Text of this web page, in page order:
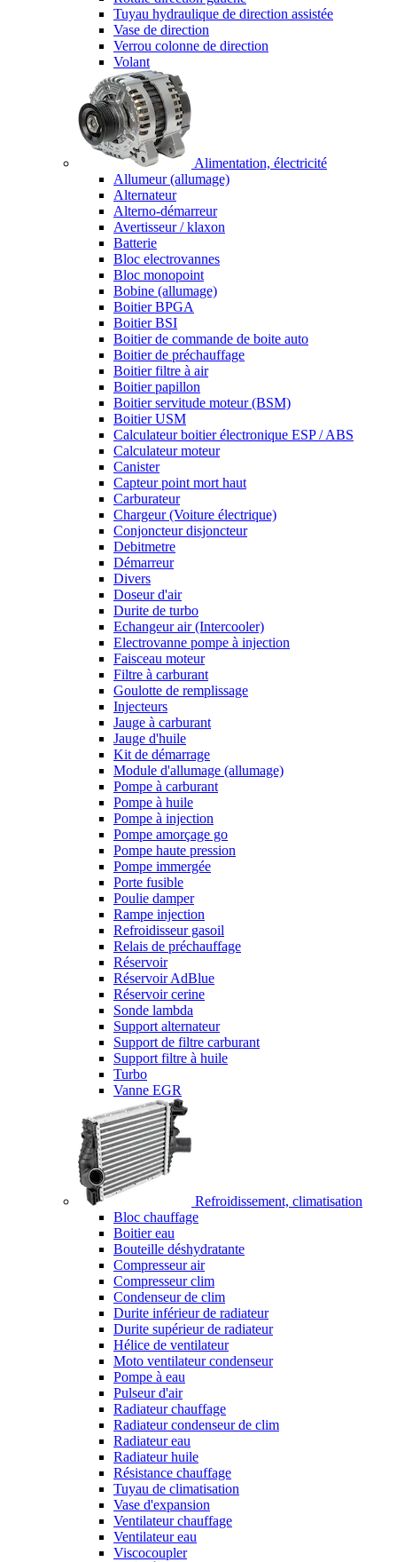
Tuyau hydraulique de direction assistée
Vase de direction
Verrou colonne de direction
Volant
Alimentation, électricité
Allumeur (allumage)
Alternateur
Alterno-démarreur
Avertisseur / klaxon
Batterie
Bloc electrovannes
Bloc monopoint
Bobine (allumage)
Boitier BPGA
Boitier BSI
Boitier de commande de boite auto
Boitier de préchauffage
Boitier filtre à air
Boitier papillon
Boitier servitude moteur (BSM)
Boitier USM
Calculateur boitier électronique ESP / ABS
Calculateur moteur
Canister
Capteur point mort haut
Carburateur
Chargeur (Voiture électrique)
Conjoncteur disjoncteur
Debitmetre
Démarreur
Divers
Doseur d'air
Durite de turbo
Echangeur air (Intercooler)
Electrovanne pompe à injection
Faisceau moteur
Filtre à carburant
Goulotte de remplissage
Injecteurs
Jauge à carburant
Jauge d'huile
Kit de démarrage
Module d'allumage (allumage)
Pompe à carburant
Pompe à huile
Pompe à injection
Pompe amorçage go
Pompe haute pression
Pompe immergée
Porte fusible
Poulie damper
Rampe injection
Refroidisseur gasoil
Relais de préchauffage
Réservoir
Réservoir AdBlue
Réservoir cerine
Sonde lambda
Support alternateur
Support de filtre carburant
Support filtre à huile
Turbo
Vanne EGR
Refroidissement, climatisation
Bloc chauffage
Boitier eau
Bouteille déshydratante
Compresseur air
Compresseur clim
Condenseur de clim
Durite inférieur de radiateur
Durite supérieur de radiateur
Hélice de ventilateur
Moto ventilateur condenseur
Pompe à eau
Pulseur d'air
Radiateur chauffage
Radiateur condenseur de clim
Radiateur eau
Radiateur huile
Résistance chauffage
Tuyau de climatisation
Vase d'expansion
Ventilateur chauffage
Ventilateur eau
Viscocoupler